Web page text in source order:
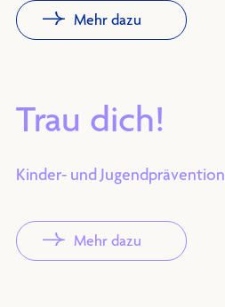
Mehr dazu
Trau dich!
Kinder- und Jugendprävention
Mehr dazu